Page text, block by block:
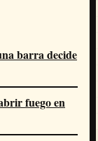
barra decide
fuego en